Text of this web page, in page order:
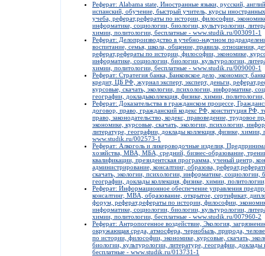
Реферат: Alabama state, Иностранные языки, русский,
испанский, обучение, быстрый учитель, курсы
учеба, реферат,рефераты по истории, философии,
информатике, социологии, биологии, культурологии,
химии, политологии, бесплатные - www.studik.ru/003091-1
Реферат: Делопроизводство в учебно-научном
воспитание, семья, школа, общение, правила, отношения,
реферат,рефераты по истории, философии, экономике,
информатике, социологии, биологии, культурологии,
химии, политологии, бесплатные - www.studik.ru/009000-1
Реферат: Стратегия банка, Банковское дело, экономист,
кредит, ЦБ РФ, журнал эксперт, эксперт, деньги,
курсовые, скачать, экологии, психологии, информатике,
географии, докладыколлекция, физике, химии,
Реферат: Доказательства в гражданском процессе,
договор, право, гражданский кодекс РФ, конституция РФ,
право, законодательство, кодекс, правоведение, трудовое
экономике, курсовые, скачать, экологии, психологии,
литературе, географии, доклады коллекция, физике, химии,
www.studik.ru/002573-1
Реферат: Алкоголь и ликероводочные изделия,
хозяйства, MBA, МБА, средний, бизнес-образование,
квалификации, президентская программа, ученый центр,
администрирование, консалтинг, образова,
скачать, экологии, психологии, информатике, социологии,
географии, доклады коллекция, физике, химии,
Реферат: Информационное обеспечение управления
консалтинг, MBA, образование, открытое, сертификат,
форум, реферат,рефераты по истории, философии,
информатике, социологии, биологии, культурологии,
химии, политологии, бесплатные - www.studik.ru/007960-2
Реферат: Антропогенное воздействие, Экология,
окружающая среда, атмосфера, чернобыль, природа,
по истории, философии, экономике, курсовые, скачать,
биологии, культурологии, литературе, географии,
бесплатные - www.studik.ru/013731-1